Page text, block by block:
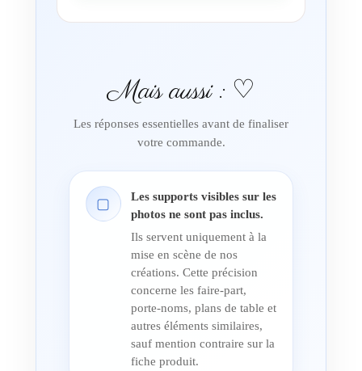
Mais aussi : ♡
Les réponses essentielles avant de finaliser
votre commande.
▢
Les supports visibles sur les
photos ne sont pas inclus.
Ils servent uniquement à la
mise en scène de nos
créations. Cette précision
concerne les faire-part,
porte-noms, plans de table et
autres éléments similaires,
sauf mention contraire sur la
fiche produit.